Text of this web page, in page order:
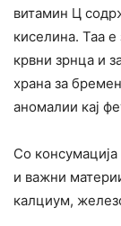
витамин Ц
киселина. Таа
крвни зрнца и
храна за
аномалии кај
Со
и важни
калциум,